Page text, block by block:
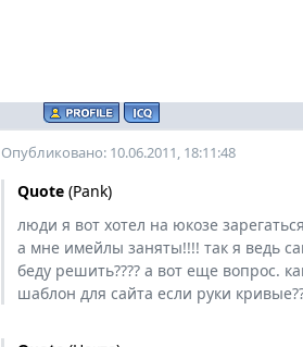
Опубликовано: 10.06.2011, 18:11:48
Quote (Pank)
люди я вот хотел на юкозе
а мне имейлы заняты!!!! так я ведь
беду решить???? а вот еще вопрос.
шаблон для сайта если руки